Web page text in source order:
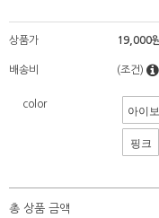
상품가 19,000원
배송비 (조건)
color 아이
핑크
총 상품 금액